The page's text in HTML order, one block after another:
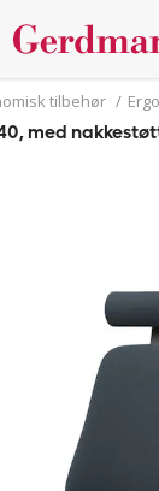
tilbehør /
med